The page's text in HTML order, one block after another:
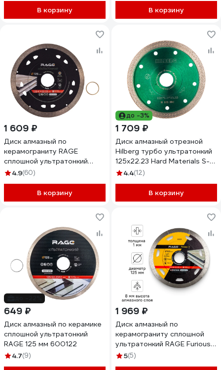
В корзину В корзину
1 609 ₽
Диск алмазный по
керамограниту RAGE
сплошной ультратонкий
NON-STOP CUT 125 мм
4.9(60)
В корзину
до -3%
1 709 ₽
Диск алмазный отрезной
Hilberg турбо ультратонкий
125x22.23 Hard Materials S-
type HM602
4.4(12)
В корзину
649 ₽
Диск алмазный по керамике
сплошной ультратонкий
RAGE 125 мм 600122
4.7(9)
1 969 ₽
Диск алмазный по
керамограниту сплошной
ультратонкий RAGE Furious
NON-STOP 125 мм 605129
5(5)